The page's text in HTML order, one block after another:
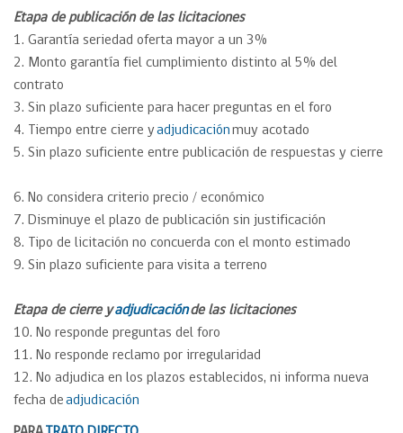
Etapa de publicación de las licitaciones
1. Garantía seriedad oferta mayor a un 3%
2. Monto garantía fiel cumplimiento distinto al 5% del
contrato
3. Sin plazo suficiente para hacer preguntas en el foro
4. Tiempo entre cierre yadjudicaciónmuy acotado
5. Sin plazo suficiente entre publicación de respuestas y cierre
6. No considera criterio precio / económico
7. Disminuye el plazo de publicación sin justificación
8. Tipo de licitación no concuerda con el monto estimado
9. Sin plazo suficiente para visita a terreno
Etapa de cierre yadjudicaciónde las licitaciones
10. No responde preguntas del foro
11. No responde reclamo por irregularidad
12. No adjudica en los plazos establecidos, ni informa nueva
fecha deadjudicación